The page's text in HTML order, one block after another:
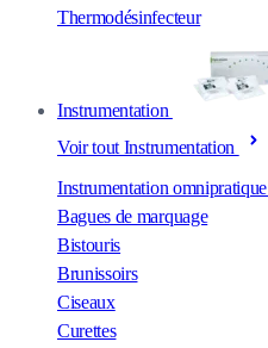
Thermodésinfecteur
Instrumentation
Voir tout Instrumentation
Instrumentation omnipratique
Bagues de marquage
Bistouris
Brunissoirs
Ciseaux
Curettes